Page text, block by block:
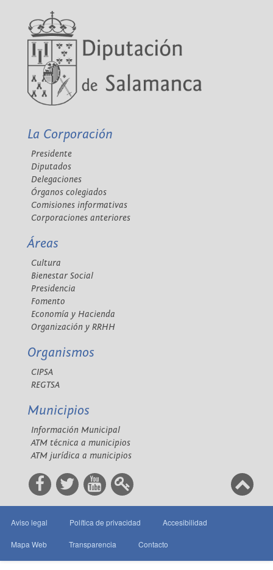
La Corporación
Presidente
Diputados
Delegaciones
Órganos colegiados
Comisiones informativas
Corporaciones anteriores
Áreas
Cultura
Bienestar Social
Presidencia
Fomento
Economía y Hacienda
Organización y RRHH
Organismos
CIPSA
REGTSA
Municipios
Información Municipal
ATM técnica a municipios
ATM jurídica a municipios
Aviso legal Política de privacidad Accesibilidad
Mapa Web Transparencia Contacto